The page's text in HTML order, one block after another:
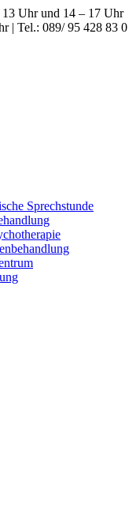
13 Uhr und 14 – 17 Uhr
| Tel.: 089/ 95 428 83 0
Sprechstunde